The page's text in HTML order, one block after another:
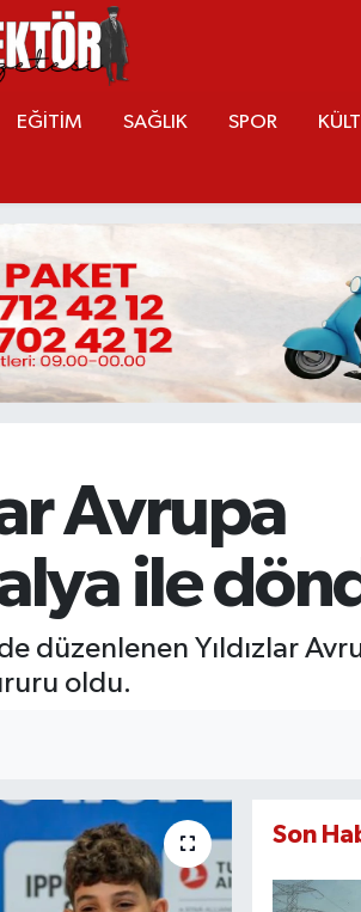
EĞİTİM SAĞLIK SPOR
Avrupa
ile
düzenlenen Yıldızlar
oldu.
Son